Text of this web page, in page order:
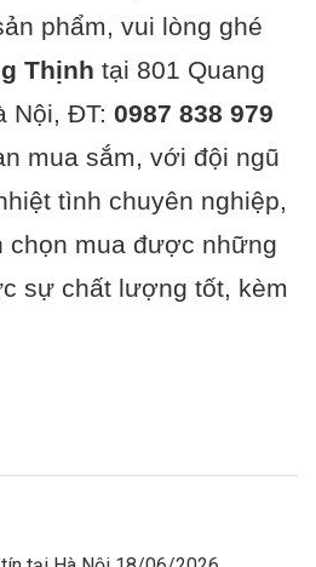
phẩm, vui lòng ghé
Thịnh tại 801 Quang
Nội, ĐT: 0987 838 979
mua sắm, với đội ngũ
tình chuyên nghiệp,
chọn mua được những
sự chất lượng tốt, kèm